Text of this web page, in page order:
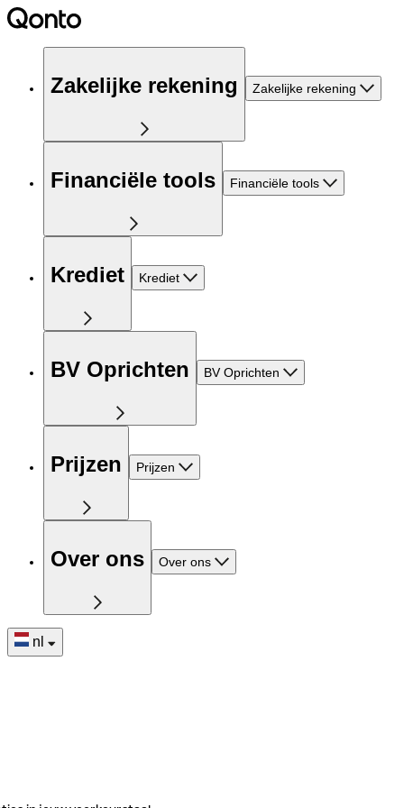
Zakelijke rekening Zakelijke rekening
Financiële tools Financiële tools
Krediet Krediet
BV Oprichten BV Oprichten
Prijzen Prijzen
Over ons Over ons
nl